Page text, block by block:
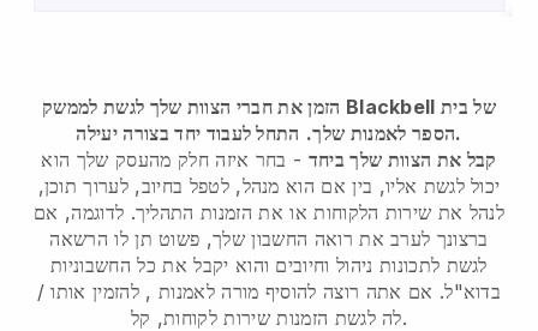
הזמן את חברי הצוות שלך לגשת לממשק Blackbell של בית
הספר לאמנות שלך.התחל לעבוד יחד בצורה יעילה.
קבל את הצוות שלך ביחד - בחר איזה חלק מהעסק שלך הוא
יכול לגשת אליו, בין אם הוא מנהל, לטפל בחיוב, לערוך תוכן,
לנהל את שירות הלקוחות או את הזמנות התהליך. לדוגמה, אם
ברצונך לערב את רואה החשבון שלך, פשוט תן לו הרשאה
לגשת לתכונות ניהול וחיובים והוא יקבל את כל החשבוניות
בדוא"ל. אם אתה רוצה להוסיף מורה לאמנות , להזמין אותו /
לה לגשת הזמנות שירות לקוחות, קל.